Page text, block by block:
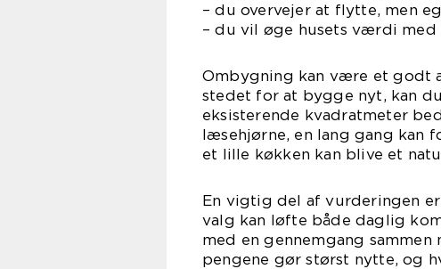
– du overvejer at flytte, men
– du vil øge husets værdi med
Ombygning kan være et godt
stedet for at bygge nyt, kan
eksisterende kvadratmeter
læsehjørne, en lang gang kan
et lille køkken kan blive et
En vigtig del af vurderingen
valg kan løfte både daglig
med en gennemgang
pengene gør størst nytte, og